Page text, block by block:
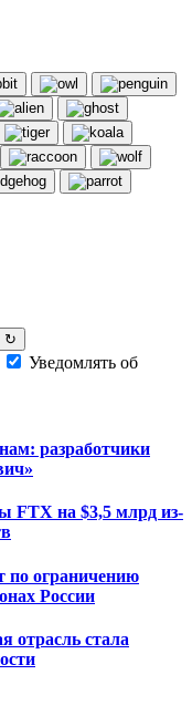
↻
Уведомлять об
разработчики
FTX на $3,5 млрд из-
по ограничению
России
отрасль стала